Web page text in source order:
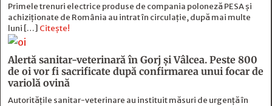
Primele trenuri electrice produse de compania poloneză PESA și
achiziționate de România au intrat în circulație, după mai multe
luni […] Citește!
Alertă sanitar-veterinară în Gorj și Vâlcea. Peste 800
de oi vor fi sacrificate după confirmarea unui focar de
variolă ovină
Autoritățile sanitar-veterinare au instituit măsuri de urgență în